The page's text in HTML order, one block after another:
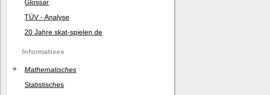
Glossar
TÜV - Analyse
20 Jahre skat-spielen.de
Informatives
Mathematisches
Statistisches